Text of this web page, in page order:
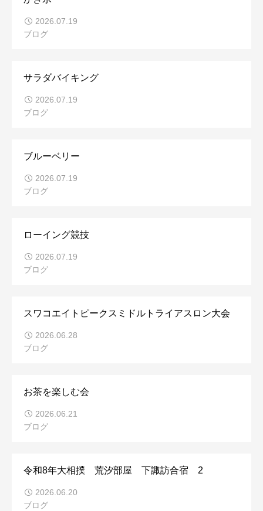
2026.07.19
ブログ
サラダバイキング
2026.07.19
ブログ
ブルーベリー
2026.07.19
ブログ
ローイング競技
2026.07.19
ブログ
スワコエイトピークスミドルトライアスロン大会
2026.06.28
ブログ
お茶を楽しむ会
2026.06.21
ブログ
令和8年大相撲 荒汐部屋 下諏訪合宿 2
2026.06.20
ブログ